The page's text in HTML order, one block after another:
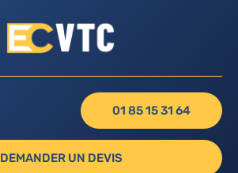
01 85 15 31 64
DEMANDER UN DEVIS